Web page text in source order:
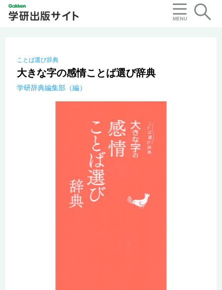
ことば選び辞典
大きな字の感情ことば選び辞典
学研辞典編集部（編）